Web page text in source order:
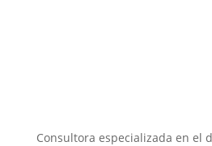
Consultora especializada en el